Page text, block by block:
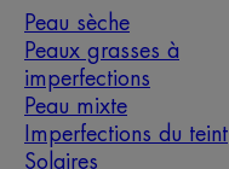
Peau sèche
Peaux grasses à
imperfections
Peau mixte
Imperfections du teint
Solaires